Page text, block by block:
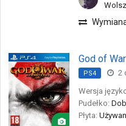
God of
PS4
2
Wersja
Pudełko:
Płyta: